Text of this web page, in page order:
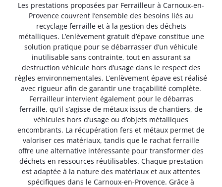
Les prestations proposées par Ferrailleur à Carnoux-en-
Provence couvrent l’ensemble des besoins liés au
recyclage ferraille et à la gestion des déchets
métalliques. L’enlèvement gratuit d’épave constitue une
solution pratique pour se débarrasser d’un véhicule
inutilisable sans contrainte, tout en assurant sa
destruction véhicule hors d’usage dans le respect des
règles environnementales. L’enlèvement épave est réalisé
avec rigueur afin de garantir une traçabilité complète.
Ferrailleur intervient également pour le débarras
ferraille, qu’il s’agisse de métaux issus de chantiers, de
véhicules hors d’usage ou d’objets métalliques
encombrants. La récupération fers et métaux permet de
valoriser ces matériaux, tandis que le rachat ferraille
offre une alternative intéressante pour transformer des
déchets en ressources réutilisables. Chaque prestation
est adaptée à la nature des matériaux et aux attentes
spécifiques dans le Carnoux-en-Provence. Grâce à